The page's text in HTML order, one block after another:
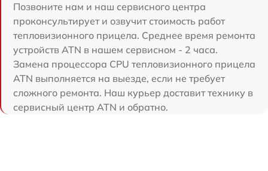
Позвоните нам и наш сервисного центра
проконсультирует и озвучит стоимость работ
тепловизионного прицела. Среднее время ремонта
устройств ATN в нашем сервисном - 2 часа.
Замена процессора CPU тепловизионного прицела
ATN выполняется на выезде, если не требует
сложного ремонта. Наш курьер доставит технику в
сервисный центр ATN и обратно.